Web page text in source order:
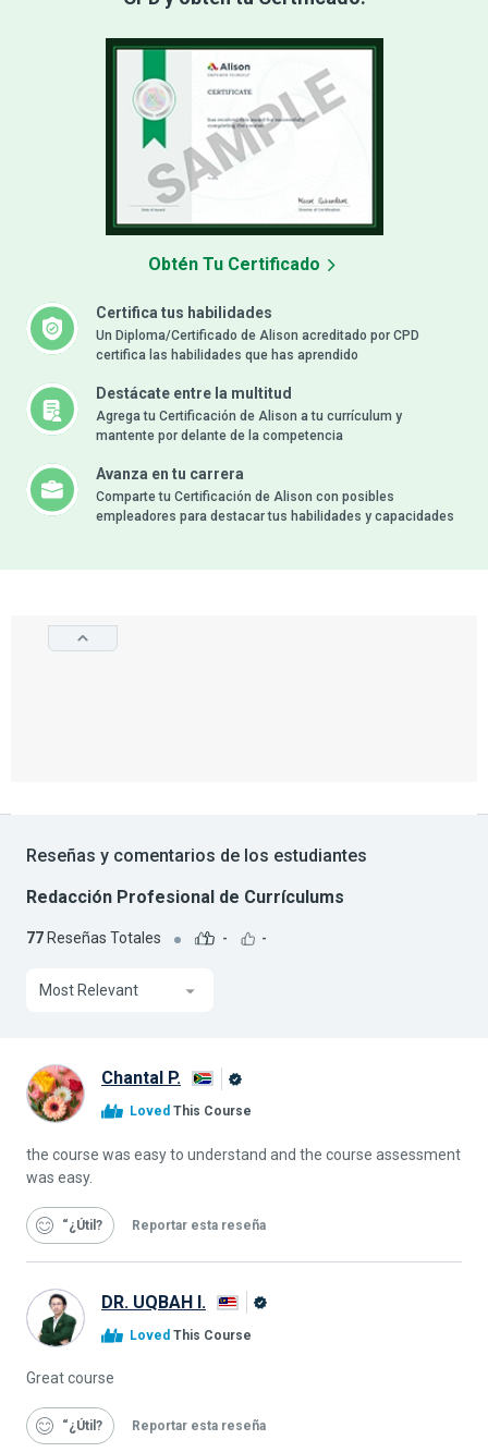
Certifica tus habilidades
Un Diploma/Certificado de Alison acreditado por CPD
certifica las habilidades que has aprendido
Destácate entre la multitud
Agrega tu Certificación de Alison a tu currículum y
mantente por delante de la competencia
Avanza en tu carrera
Comparte tu Certificación de Alison con posibles
empleadores para destacar tus habilidades y capacidades
Obtén Tu Certificado
Reseñas y comentarios de los estudiantes
Redacción Profesional de Currículums
77 Reseñas Totales - -
Most Relevant
Chantal P.
Alison
Loved This Course
the course was easy to understand and the course assessment
was easy.
“¿Útil Reportar esta reseña
DR. UQBAH I.
Loved This Course
Great course
“¿Útil Reportar esta reseña